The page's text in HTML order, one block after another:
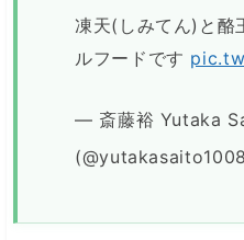
凍天(しみてん)と酪
ルフードです
— 斎藤裕 Yutaka